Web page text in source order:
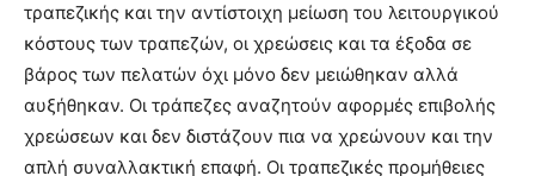
τραπεζικής και την αντίστοιχη μείωση του λειτουργικού
κόστους των τραπεζών, οι χρεώσεις και τα έξοδα σε
βάρος των πελατών όχι μόνο δεν μειώθηκαν αλλά
αυξήθηκαν. Οι τράπεζες αναζητούν αφορμές επιβολής
χρεώσεων και δεν διστάζουν πια να χρεώνουν και την
απλή συναλλακτική επαφή. Οι τραπεζικές προμήθειες